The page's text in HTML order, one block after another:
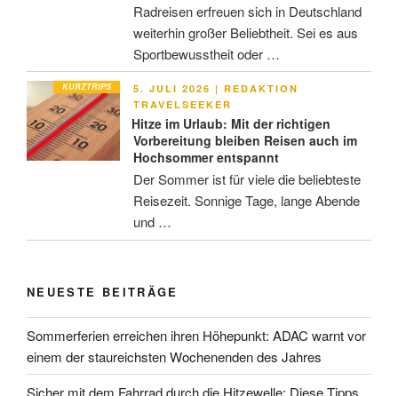
Radreisen erfreuen sich in Deutschland
weiterhin großer Beliebtheit. Sei es aus
Sportbewusstheit oder …
KURZTRIPS
VERÖFFENTLICHT
AM
5. JULI 2026 | REDAKTION
TRAVELSEEKER
Hitze im Urlaub: Mit der richtigen
Vorbereitung bleiben Reisen auch im
Hochsommer entspannt
Der Sommer ist für viele die beliebteste
Reisezeit. Sonnige Tage, lange Abende
und …
NEUESTE BEITRÄGE
Sommerferien erreichen ihren Höhepunkt: ADAC warnt vor
einem der staureichsten Wochenenden des Jahres
Sicher mit dem Fahrrad durch die Hitzewelle: Diese Tipps